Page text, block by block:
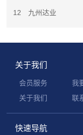
12 九州达业
关于我们
会员服务 我
关于我们
联
快速导航